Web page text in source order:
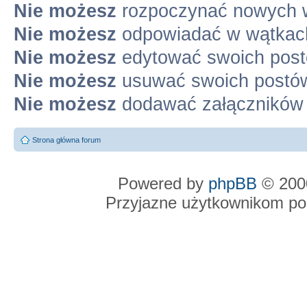
Nie możesz rozpoczynać nowych
Nie możesz odpowiadać w
Nie możesz edytować swoich
Nie możesz usuwać swoich
Nie możesz dodawać załączników
Strona główna forum
Powered by phpBB ©
Przyjazne użytkownikom